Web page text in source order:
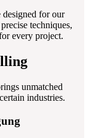
for our
techniques,
every project.
unmatched
industries.